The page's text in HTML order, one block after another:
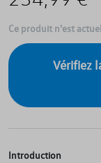
Ce produit n'est
Vérifiez
Introduction